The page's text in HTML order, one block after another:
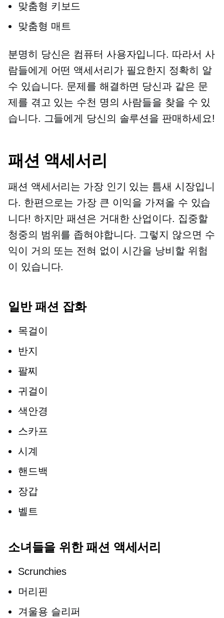
맞춤형 키보드
맞춤형 매트
분명히 당신은 컴퓨터 사용자입니다. 따라서 사
람들에게 어떤 액세서리가 필요한지 정확히 알
수 있습니다. 문제를 해결하면 당신과 같은 문
제를 겪고 있는 수천 명의 사람들을 찾을 수 있
습니다. 그들에게 당신의 솔루션을 판매하세요!
패션 액세서리
패션 액세서리는 가장 인기 있는 틈새 시장입니
다. 한편으로는 가장 큰 이익을 가져올 수 있습
니다! 하지만 패션은 거대한 산업이다. 집중할
청중의 범위를 좁혀야합니다. 그렇지 않으면 수
익이 거의 또는 전혀 없이 시간을 낭비할 위험
이 있습니다.
일반 패션 잡화
목걸이
반지
팔찌
귀걸이
색안경
스카프
시계
핸드백
장갑
벨트
소녀들을 위한 패션 액세서리
Scrunchies
머리핀
겨울용 슬리퍼